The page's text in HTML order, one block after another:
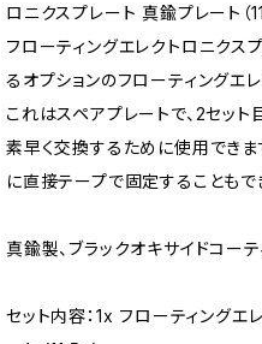
ロニクスプレート 真鍮プレート（
フローティングエレクトロニクス
るオプションのフローティングエ
これはスペアプレートで、2セット
素早く交換するために使用できま
に直接テープで固定することもで
真鍮製、ブラックオキサイドコー
セット内容：1x フローティングエ